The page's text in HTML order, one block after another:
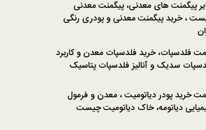
پیگمنت های معدنی، پیگمنت معدنی
، خرید پیگمنت معدنی و پودری رنگی
فلدسپات، خرید فلدسپات معدن و کاربرد
سدیک و آنالیز فلدسپات پتاسیک
خرید پودر دیاتومیت ، معدن و فرمول
دیاتومه، خاک دیاتومیت چیست